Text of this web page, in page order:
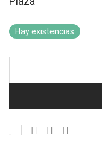
Hay existencias